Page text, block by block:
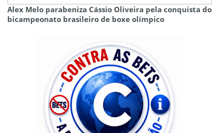
Alex Melo parabeniza Cássio Oliveira pela conquista do
bicampeonato brasileiro de boxe olímpico